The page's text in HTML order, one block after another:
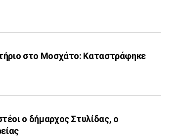
στο Μοσχάτο: Καταστράφηκε
ο δήμαρχος Στυλίδας, ο